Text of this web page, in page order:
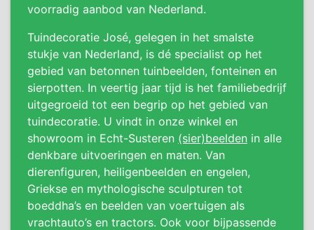
voorradig aanbod van Nederland.
Tuindecoratie José, gelegen in het smalste
stukje van Nederland, is dé specialist op het
gebied van betonnen tuinbeelden, fonteinen en
sierpotten. In veertig jaar tijd is het familiebedrijf
uitgegroeid tot een begrip op het gebied van
tuindecoratie. U vindt in onze winkel en
showroom in Echt-Susteren (sier)beelden in alle
denkbare uitvoeringen en maten. Van
dierenfiguren, heiligenbeelden en engelen,
Griekse en mythologische sculpturen tot
boeddha’s en beelden van voertuigen als
vrachtauto’s en tractors. Ook voor bijpassende